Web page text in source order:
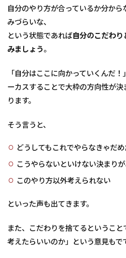
自分のやり方が合っているか分か
みづらいな、
という状態であれば自分のこだわ
みましょう。
「自分はここに向かっていくんだ
ーカスすることで大枠の方向性が
ります。
そう言うと、
どうしてもこれでやらなきゃだめ
こうやらないといけない決まり
このやり方以外考えられない
といった声も出てきます。
また、こだわりを捨てるというこ
考えたらいいのか」という意見もで